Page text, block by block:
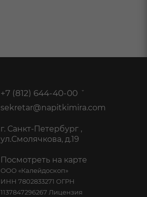
+7 (812) 644-40-00
sekretar@napitkimira.com
г. Санкт-Петербург ,
ул.Смолячкова, д.19
Посмотреть на карте
ООО «Калейдоскоп»
ИНН 7802833271 ОГРН
1137847296267 Лицензия